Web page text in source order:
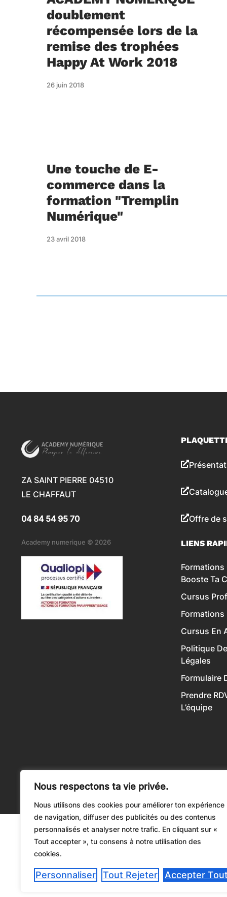
Nous respectons ta vie privée.
Nous utilisons des cookies pour améliorer ton expérience
de navigation, diffuser des publicités ou des contenus
personnalisés et analyser notre trafic. En cliquant sur «
Tout accepter », tu consens à notre utilisation des
cookies.
Personnaliser Tout Rejeter Accepter Tout
doublement
récompensée lors de la
remise des trophées
Happy At Work 2018
26 juin 2018
Une touche de E-
commerce dans la
formation "Tremplin
Numérique"
23 avril 2018
ZA SAINT PIERRE 04510
LE CHAFFAUT
04 84 54 95 70
Academy numerique © 2026
Offre de
LIENS
Booste Ta
Cursus
Formations
Cursus En
Politique
Légales
Formulaire
Prendre
L’équipe